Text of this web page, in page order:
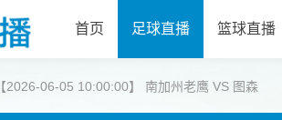
首页 足球直播 篮球直播
【2026-06-05 10:00:00】 南加州老鹰 VS 图森